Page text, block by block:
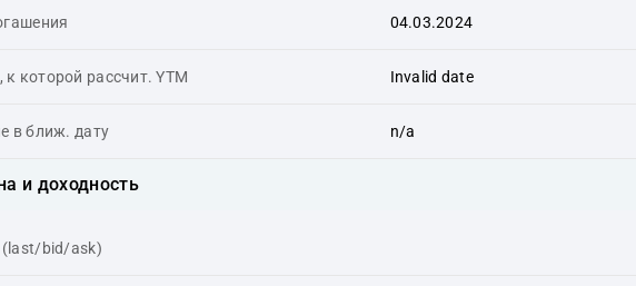
04.03.2024
к которой рассчит. YTM Invalid date
в ближ. дату n/a
и доходность
(last/bid/ask)